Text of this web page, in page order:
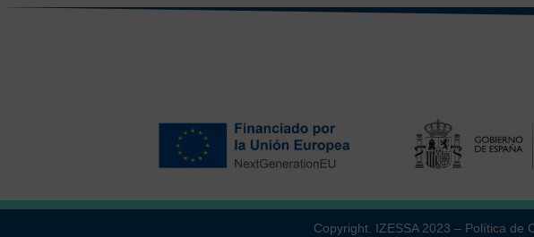
Copyright. IZESSA 2023 – Política de